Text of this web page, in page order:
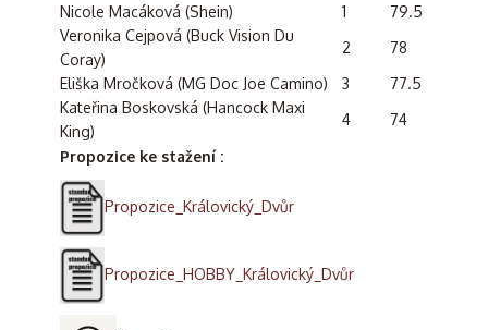
Nicole Macáková (Shein)
1
79.5
Veronika Cejpová (Buck Vision Du
Coray)
2
78
Eliška Mročková (MG Doc Joe Camino)
3
77.5
Kateřina Boskovská (Hancock Maxi
King)
4
74
Propozice ke stažení :
Propozice_Královický_Dvůr
Propozice_HOBBY_Královický_Dvůr